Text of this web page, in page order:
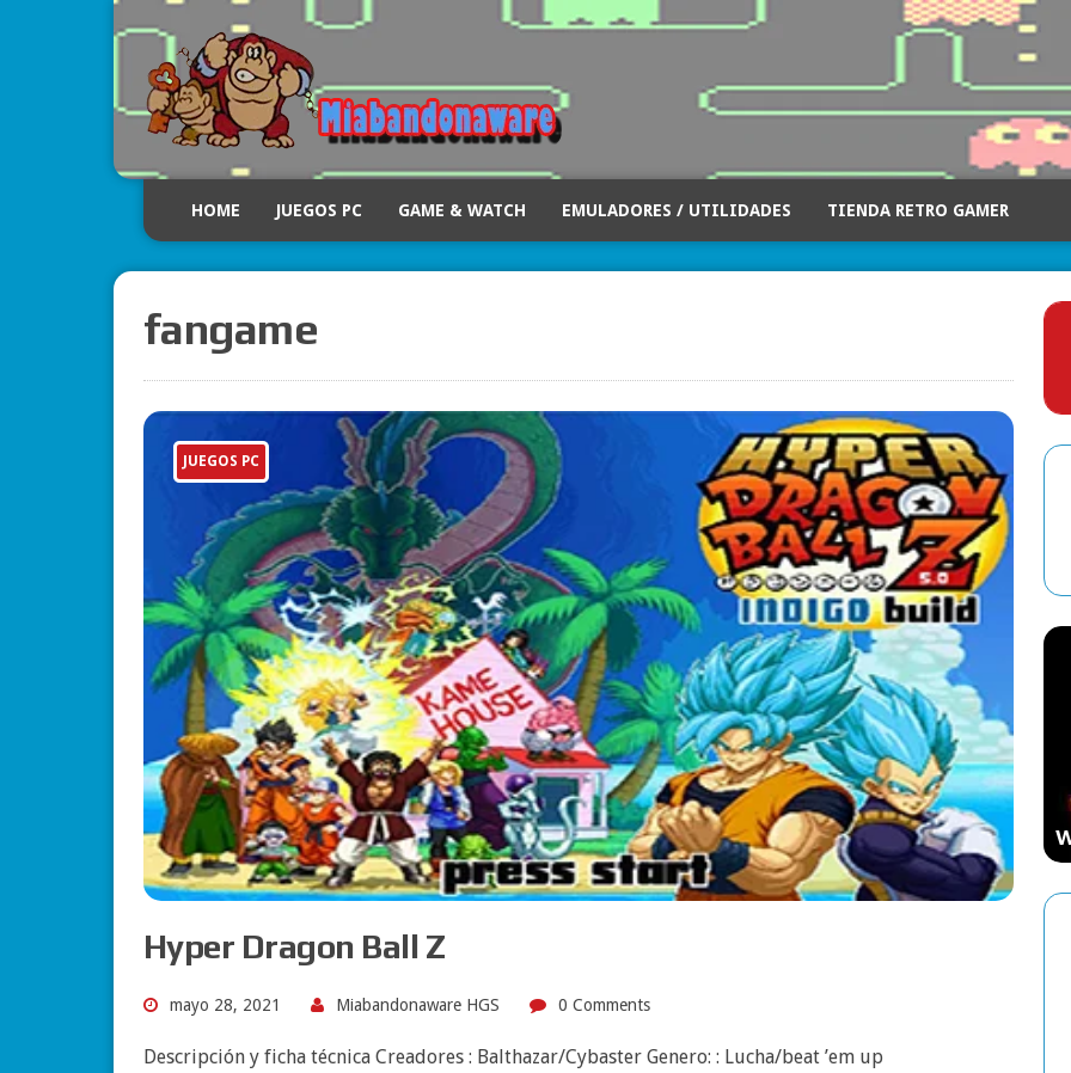
HOME JUEGOS PC GAME & WATCH EMULADORES / UTILIDADES TIENDA RETRO GAMER
fangame
JUEGOS PC
Hyper Dragon Ball Z
mayo 28, 2021 Miabandonaware HGS 0 Comments
Descripción y ficha técnica Creadores : Balthazar/Cybaster Genero: : Lucha/beat ’em up
ESTRATEGIA
Starcraft: El Videojuego de Estrategia
Que Marcó una Época